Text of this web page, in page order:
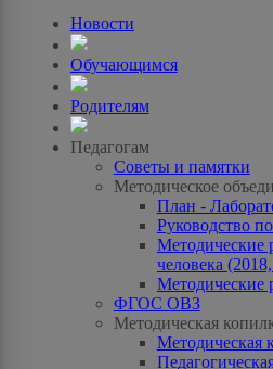
Новости
Обучающимся
Родителям
Педагогам
Советы и памятки
Методическое
План -
Руководство
Методические
человека
Методические
ФГОС ОВЗ
Методическая
Методическая